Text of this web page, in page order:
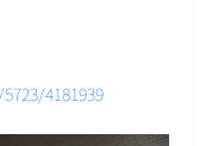
4181939